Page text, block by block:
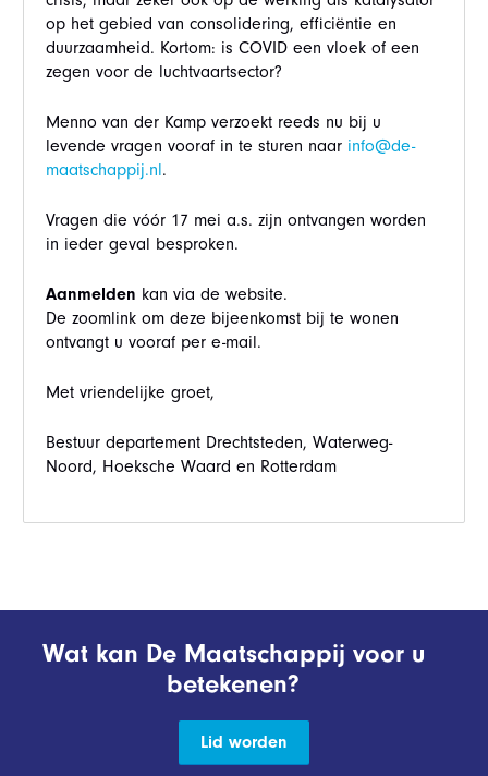
op het gebied van consolidering, efficiëntie en
duurzaamheid. Kortom: is COVID een vloek of een
zegen voor de luchtvaartsector?
Menno van der Kamp verzoekt reeds nu bij u
levende vragen vooraf in te sturen naar info@de-
maatschappij.nl.
Vragen die vóór 17 mei a.s. zijn ontvangen worden
in ieder geval besproken.
Aanmelden kan via de website.
De zoomlink om deze bijeenkomst bij te wonen
ontvangt u vooraf per e-mail.
Met vriendelijke groet,
Bestuur departement Drechtsteden, Waterweg-
Noord, Hoeksche Waard en Rotterdam
Wat kan De Maatschappij voor u
betekenen?
Lid worden